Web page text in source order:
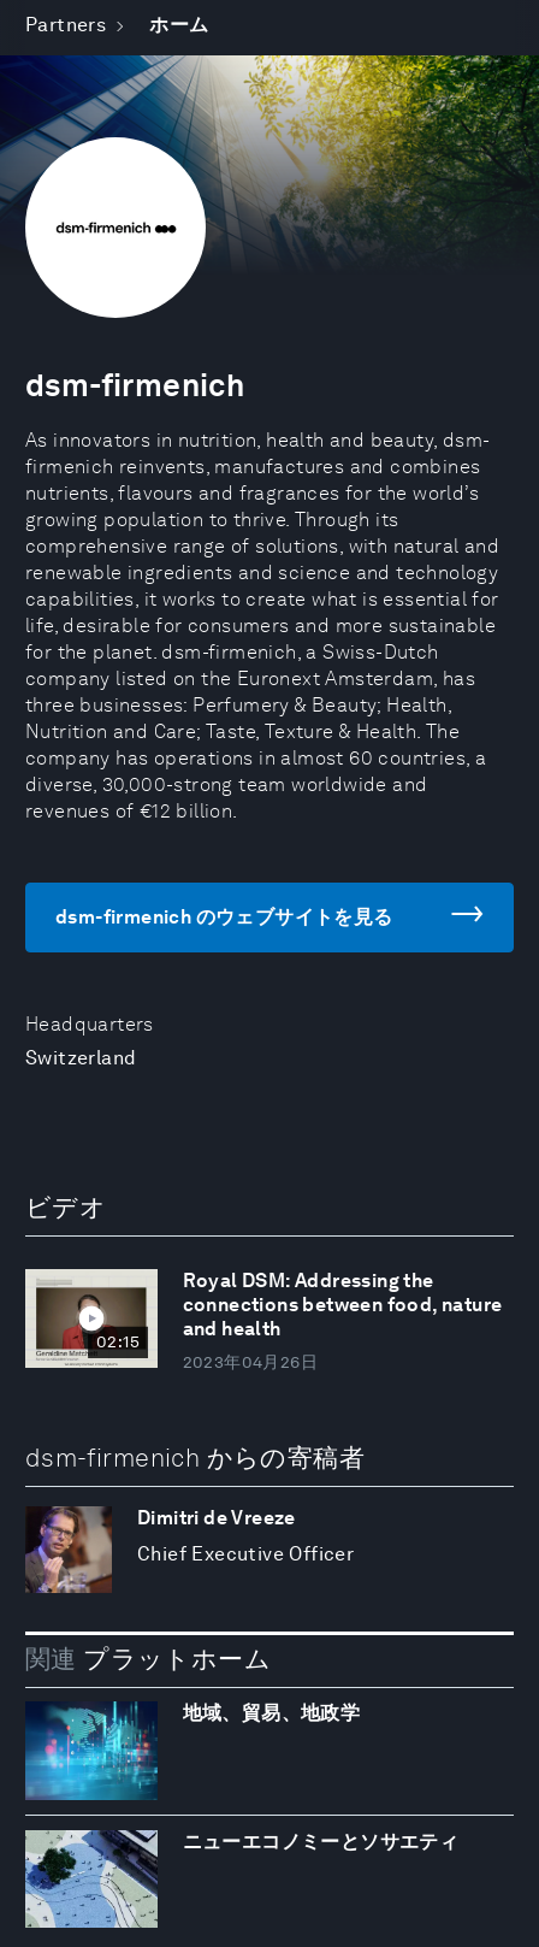
Partners ホーム
Headquarters
Switzerland
dsm-firmenich
As innovators in nutrition, health and beauty, dsm-
firmenich reinvents, manufactures and combines
nutrients, flavours and fragrances for the world’s
growing population to thrive. Through its
comprehensive range of solutions, with natural and
renewable ingredients and science and technology
capabilities, it works to create what is essential for
life, desirable for consumers and more sustainable
for the planet. dsm-firmenich, a Swiss-Dutch
company listed on the Euronext Amsterdam, has
three businesses: Perfumery & Beauty; Health,
Nutrition and Care; Taste, Texture & Health. The
company has operations in almost 60 countries, a
diverse, 30,000-strong team worldwide and
revenues of €12 billion.
dsm-firmenich のウェブサイトを見る
ビデオ
02:15
Royal DSM: Addressing the
connections between food, nature
and health
2023年04月26日
dsm-firmenich からの寄稿者
Dimitri de Vreeze
Chief Executive Officer
関連 プラットホーム
地域、貿易、地政学
ニューエコノミーとソサエティ